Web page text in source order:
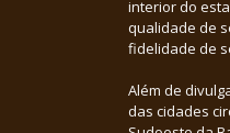
interior do
qualidade de
fidelidade de
Além de
das cidades